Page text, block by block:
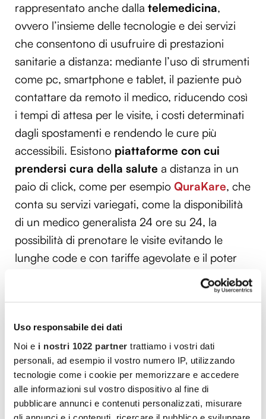
Uso responsabile dei dati
Noi e i nostri 1022 partner trattiamo i vostri dati
personali, ad esempio il vostro numero IP, utilizzando
tecnologie come i cookie per memorizzare e accedere
alle informazioni sul vostro dispositivo al fine di
pubblicare annunci e contenuti personalizzati, misurare
rappresentato anche dalla telemedicina,
ovvero l’insieme delle tecnologie e dei servizi
che consentono di usufruire di prestazioni
sanitarie a distanza: mediante l’uso di strumenti
come pc, smartphone e tablet, il paziente può
contattare da remoto il medico, riducendo così
i tempi di attesa per le visite, i costi determinati
dagli spostamenti e rendendo le cure più
accessibili. Esistono piattaforme con cui
prendersi cura della salute a distanza in un
paio di click, come per esempio QuraKare, che
conta su servizi variegati, come la disponibilità
di un medico generalista 24 ore su 24, la
possibilità di prenotare le visite evitando le
lunghe code e con tariffe agevolate e il poter
contare su percorsi di cura e prevenzione
Vuoi commentare l’articolo? Iscriviti
alla community e partecipa alla
discussione.
Cocooners è una community che aggrega